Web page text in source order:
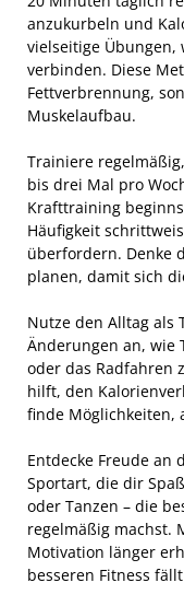
anzukurbeln und
vielseitige Übungen,
verbinden. Diese
Fettverbrennung,
Muskelaufbau.
Trainiere
bis drei Mal pro
Krafttraining
Häufigkeit
überfordern. Denke
planen, damit sich
Nutze den Alltag als
Änderungen an, wie
oder das Radfahren
hilft, den
finde Möglichkeiten,
Entdecke Freude an
Sportart, die dir
oder Tanzen – die
regelmäßig machst.
Motivation länger
besseren Fitness